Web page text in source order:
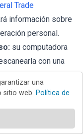
Trade
información sobre
personal.
su computadora
con una
le recomendamos
.
Information Center
una
sitio web. Política de